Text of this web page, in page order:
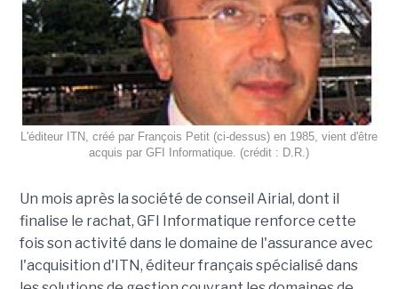
L'éditeur ITN, créé par François Petit (ci-dessus) en 1985, vient d'être
acquis par GFI Informatique. (crédit : D.R.)
Un mois après la société de conseil Airial, dont il
finalise le rachat, GFI Informatique renforce cette
fois son activité dans le domaine de l'assurance avec
l'acquisition d'ITN, éditeur français spécialisé dans